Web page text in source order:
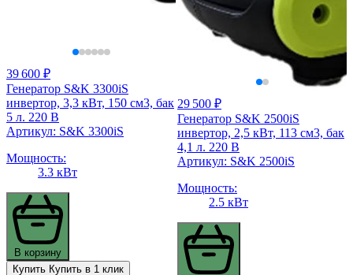
39 600 ₽
Генератор S&K 3300iS
инвертор, 3,3 кВт, 150 см3, бак
5 л. 220 В
Артикул: S&K 3300iS
Мощность:
3.3 кВт
В корзину
Купить Купить в 1 клик
29 500 ₽
Генератор S&K 2500iS
инвертор, 2,5 кВт, 113 см3, бак
4,1 л. 220 В
Артикул: S&K 2500iS
Мощность:
2.5 кВт